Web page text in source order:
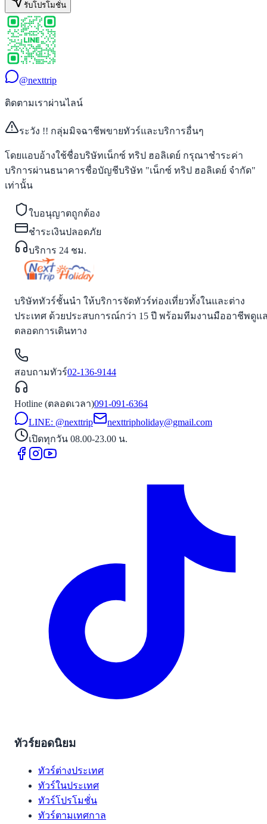
รับโปรโมชั่น
@nexttrip
ติดตามเราผ่านไลน์
ระวัง !! กลุ่มมิจฉาชีพขายทัวร์และบริการอื่นๆ
โดยแอบอ้างใช้ชื่อบริษัทเน็กซ์ ทริป ฮอลิเดย์ กรุณาชำระค่า
บริการผ่านธนาคารชื่อบัญชีบริษัท "เน็กซ์ ทริป ฮอลิเดย์ จำกัด"
เท่านั้น
ใบอนุญาตถูกต้อง
ชำระเงินปลอดภัย
บริการ 24 ชม.
บริษัททัวร์ชั้นนำ ให้บริการจัดทัวร์ท่องเที่ยวทั้งในและต่าง
ประเทศ ด้วยประสบการณ์กว่า 15 ปี พร้อมทีมงานมืออาชีพดูแ
ตลอดการเดินทาง
สอบถามทัวร์02-136-9144
Hotline (ตลอดเวลา)091-091-6364
LINE: @nexttrip
nexttripholiday@gmail.com
เปิดทุกวัน 08.00-23.00 น.
ทัวร์ยอดนิยม
ทัวร์ต่างประเทศ
ทัวร์ในประเทศ
ทัวร์โปรโมชั่น
ทัวร์ตามเทศกาล